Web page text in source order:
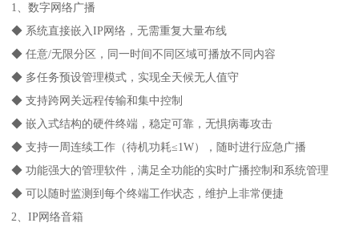
1、数字网络广播
◆ 系统直接嵌入IP网络，无需重复大量布线
◆ 任意/无限分区，同一时间不同区域可播放不同内容
◆ 多任务预设管理模式，实现全天候无人值守
◆ 支持跨网关远程传输和集中控制
◆ 嵌入式结构的硬件终端，稳定可靠，无惧病毒攻击
◆ 支持一周连续工作（待机功耗≤1W），随时进行应急广播
◆ 功能强大的管理软件，满足全功能的实时广播控制和系统管理
◆ 可以随时监测到每个终端工作状态，维护上非常便捷
2、IP网络音箱